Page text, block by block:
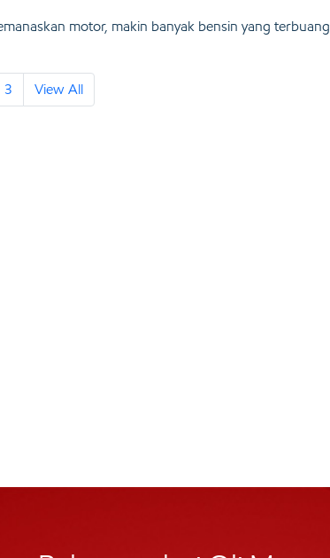
motor, makin banyak bensin yang terbuang
3 View All